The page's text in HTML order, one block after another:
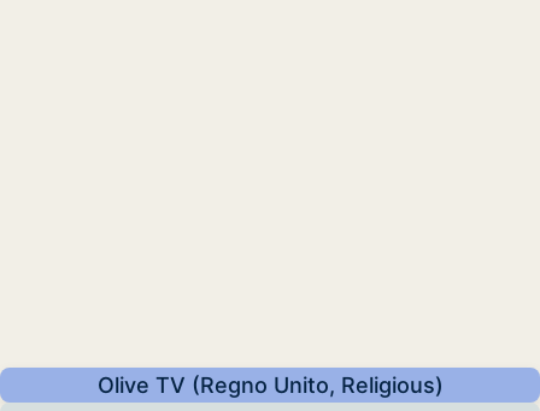
Olive TV (Regno Unito, Religious)